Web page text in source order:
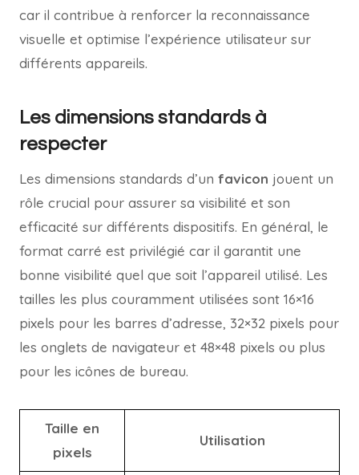
car il contribue à renforcer la reconnaissance
visuelle et optimise l’expérience utilisateur sur
différents appareils.
Les dimensions standards à
respecter
Les dimensions standards d’un favicon jouent un
rôle crucial pour assurer sa visibilité et son
efficacité sur différents dispositifs. En général, le
format carré est privilégié car il garantit une
bonne visibilité quel que soit l’appareil utilisé. Les
tailles les plus couramment utilisées sont 16×16
pixels pour les barres d’adresse, 32×32 pixels pour
les onglets de navigateur et 48×48 pixels ou plus
pour les icônes de bureau.
Taille en
pixels
Utilisation